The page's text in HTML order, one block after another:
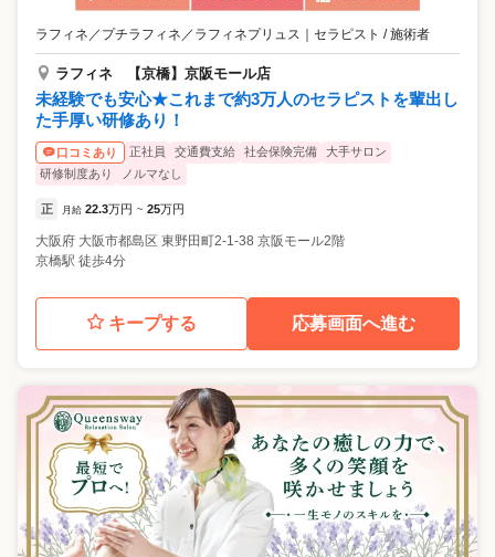
ラフィネ／プチラフィネ／ラフィネプリュス セラピスト / 施術者
ラフィネ 【京橋】京阪モール店
未経験でも安心★これまで約3万人のセラピストを輩出し
た手厚い研修あり！
口コミあり 正社員 交通費支給 社会保険完備
大手サロン
研修制度あり
ノルマなし
正 月給 22.3万円 ~ 25万円
大阪府 大阪市都島区 東野田町2-1-38 京阪モール2階
京橋駅 徒歩4分
キープする 応募画面へ進む